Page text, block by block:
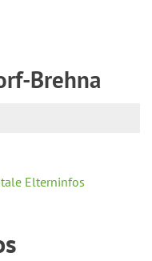
Brehna
Elterninfos